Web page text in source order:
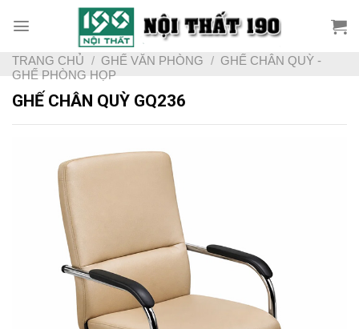
TRANG CHỦ / GHẾ VĂN PHÒNG / GHẾ CHÂN QUỲ -
GHẾ PHÒNG HỌP
GHẾ CHÂN QUỲ GQ236